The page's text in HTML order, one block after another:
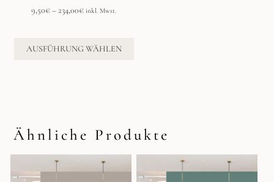
9,50€ –234,00€Preisspanne:
234,00€
inkl. Mwst.
AUSFÜHRUNG WÄHLEN
werden
Ähnliche Produkte
Produkt
Produkt